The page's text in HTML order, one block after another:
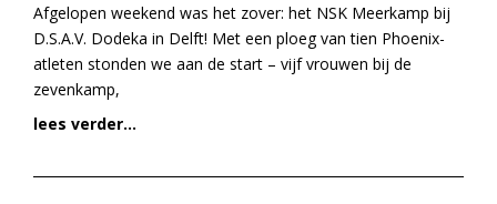
Afgelopen weekend was het zover: het NSK Meerkamp bij
D.S.A.V. Dodeka in Delft! Met een ploeg van tien Phoenix-
atleten stonden we aan de start – vijf vrouwen bij de
zevenkamp,
lees verder...